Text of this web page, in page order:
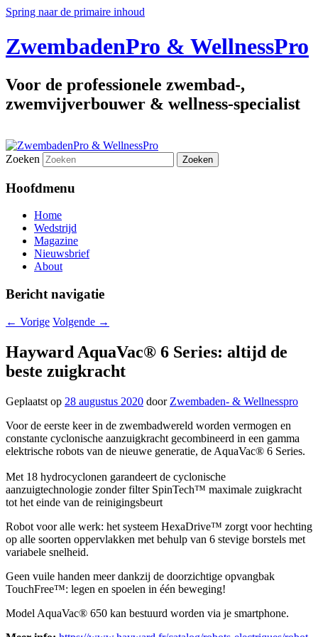
Spring naar de primaire inhoud
ZwembadenPro & WellnessPro
Voor de professionele zwembad-,
zwemvijverbouwer & wellness-specialist
Zoeken
Hoofdmenu
Home
Wedstrijd
Magazine
Nieuwsbrief
About
Bericht navigatie
← Vorige Volgende →
Hayward AquaVac® 6 Series: altijd de
beste zuigkracht
Geplaatst op 28 augustus 2020 door Zwembaden- & Wellnesspro
Voor de eerste keer in de zwembadwereld worden vermogen en
constante cyclonische aanzuigkracht gecombineerd in een gamma
elektrische robots van de nieuwe generatie, de AquaVac® 6 Series.
Met 18 hydrocyclonen garandeert de cyclonische
aanzuigtechnologie zonder filter SpinTech™ maximale zuigkracht
tot het einde van de reinigingsbeurt
Robot voor alle werk: het systeem HexaDrive™ zorgt voor hechting
op alle soorten oppervlakken met behulp van 6 stevige borstels met
variabele snelheid.
Geen vuile handen meer dankzij de doorzichtige opvangbak
TouchFree™: legen en spoelen in één beweging!
Model AquaVac® 650 kan bestuurd worden via je smartphone.